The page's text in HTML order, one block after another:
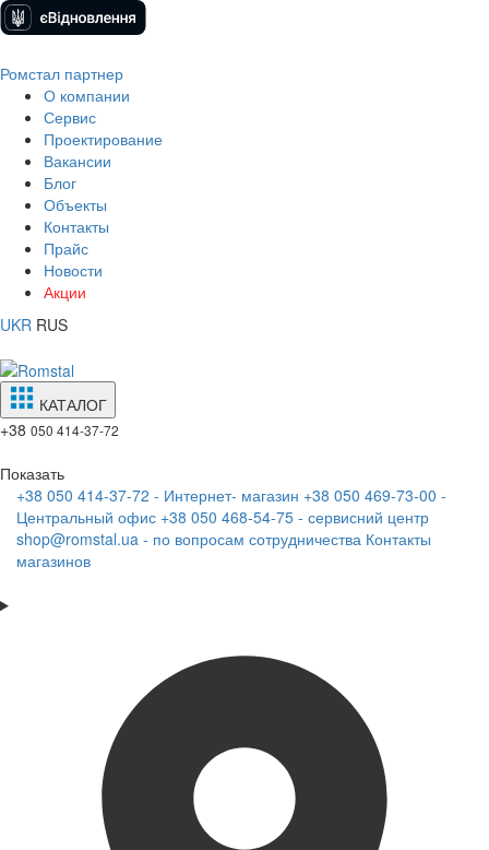
Ромстал партнер
О компании
Сервис
Проектирование
Вакансии
Блог
Объекты
Контакты
Прайс
Новости
Акции
UKR RUS
КАТАЛОГ
+38 050 414-37-72
Показать
+38 050 414-37-72 - Интернет- магазин +38 050 469-73-00 -
Центральный офис +38 050 468-54-75 - сервисний центр
shop@romstal.ua - по вопросам сотрудничества Контакты
магазинов